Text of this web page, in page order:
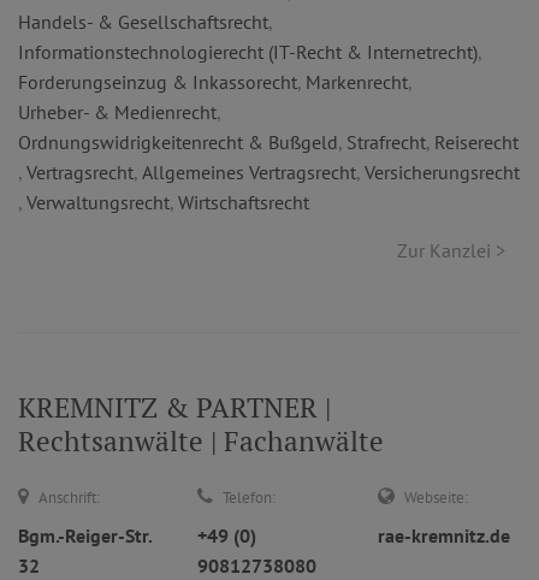
Handels- & Gesellschaftsrecht,
Informationstechnologierecht (IT-Recht & Internetrecht),
Forderungseinzug & Inkassorecht, Markenrecht,
Urheber- & Medienrecht,
Ordnungswidrigkeitenrecht & Bußgeld, Strafrecht, Reiserecht
, Vertragsrecht, Allgemeines Vertragsrecht, Versicherungsrecht
, Verwaltungsrecht, Wirtschaftsrecht
Zur Kanzlei >
KREMNITZ & PARTNER |
Rechtsanwälte | Fachanwälte
Anschrift:
Bgm.-Reiger-Str.
32
Telefon:
+49 (0)
90812738080
Webseite:
rae-kremnitz.de